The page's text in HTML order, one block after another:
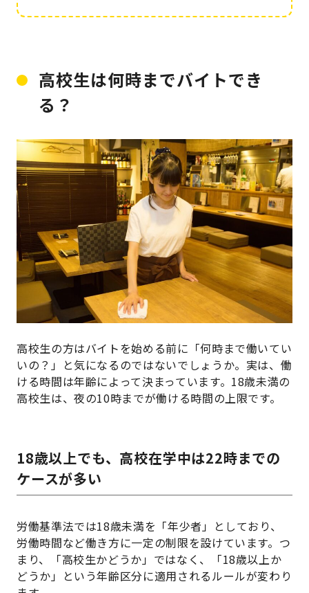
高校生は何時までバイトでき
る？
高校生の方はバイトを始める前に「何時まで働いてい
いの？」と気になるのではないでしょうか。実は、働
ける時間は年齢によって決まっています。18歳未満の
高校生は、夜の10時までが働ける時間の上限です。
18歳以上でも、高校在学中は22時までの
ケースが多い
労働基準法では18歳未満を「年少者」としており、
労働時間など働き方に一定の制限を設けています。つ
まり、「高校生かどうか」ではなく、「18歳以上か
どうか」という年齢区分に適用されるルールが変わり